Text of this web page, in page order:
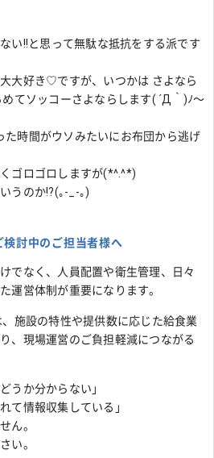
い!!と思って無駄な抵抗をする派です
大好き♡ですが、いつかは さよなら
てソッコーさよならします( ´Д｀)ﾉ～
た時間がウソみたいにお布団から逃げ
ゴロゴロしますが(*^.^*)
うのか!?(｡-_-｡)
討中のご担当者様へ
でなく、人員配置や衛生管理、日々
運営体制が重要になります。
施設の特性や提供数に応じた給食業
、現場運営のご負担軽減につながる
うか分からない」
て情報収集している」
ん。
い。